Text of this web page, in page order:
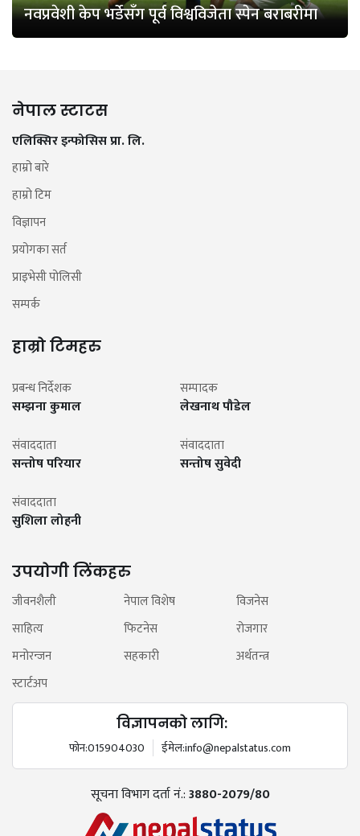
नवप्रवेशी केप भर्डेसँग पूर्व विश्वविजेता स्पेन बराबरीमा
नेपाल स्टाटस
एलिक्सिर इन्फोसिस प्रा. लि.
हाम्रो बारे
हाम्रो टिम
विज्ञापन
प्रयोगका सर्त
प्राइभेसी पोलिसी
सम्पर्क
हाम्रो टिमहरु
प्रबन्ध निर्देशक
सम्झना कुमाल
सम्पादक
लेखनाथ पौडेल
संवाददाता
सन्तोष परियार
संवाददाता
सन्तोष सुवेदी
संवाददाता
सुशिला लोहनी
उपयोगी लिंकहरु
जीवनशैली नेपाल विशेष
विजनेस
साहित्य
फिटनेस
रोजगार
मनोरन्जन
सहकारी
अर्थतन्त्र
स्टार्टअप
विज्ञापनको लागि:
फोन:015904030 ईमेल:info@nepalstatus.com
सूचना विभाग दर्ता नं.:3880-2079/80